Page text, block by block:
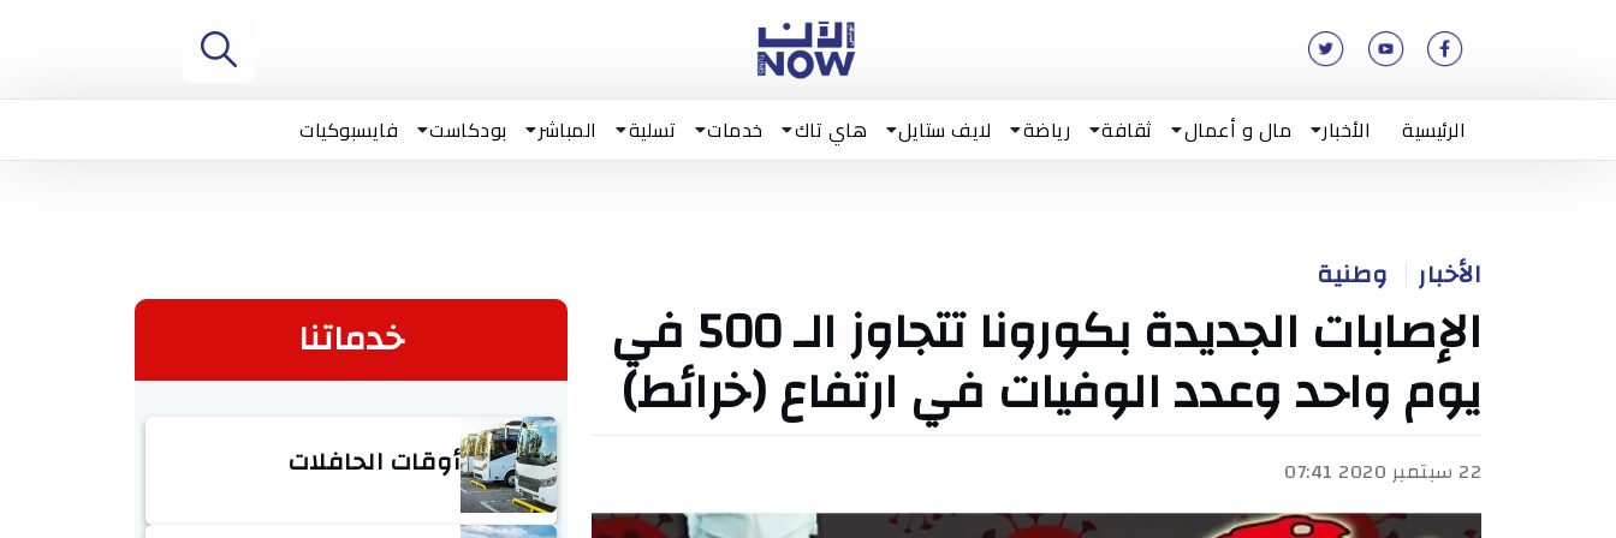
الرئيسية الأخبار مال و أعمال ثقافة رياضة لايف ستايل هاي تاك خدمات تسلية المباشر بودكاست فايسبوكيات
الأخبار وطنية
الإصابات الجديدة بكورونا تتجاوز الـ 500 في
يوم واحد وعدد الوفيات في ارتفاع (خرائط)
22 سبتمبر 2020 07:41
خدماتنا
أوقات الحافلات